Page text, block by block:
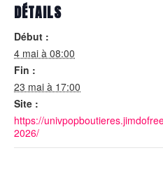
DÉTAILS
Début :
4 mai à 08:00
Fin :
23 mai à 17:00
Site :
https://
2026/